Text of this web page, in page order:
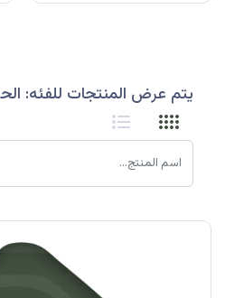
يتم عرض المنتجات للفئه: